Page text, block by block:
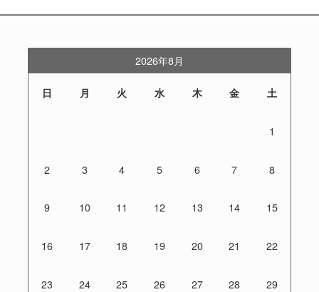
2026年8月
日 月 火 水 木 金 土
1
2 3 4 5 6 7 8
9 10 11 12 13 14 15
16 17 18 19 20 21 22
23 24 25 26 27 28 29